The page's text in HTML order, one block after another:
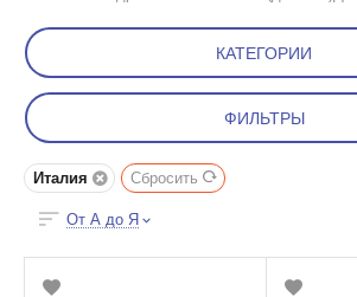
КАТЕГОРИИ
ФИЛЬТРЫ
Италия Сбросить
От А до Я